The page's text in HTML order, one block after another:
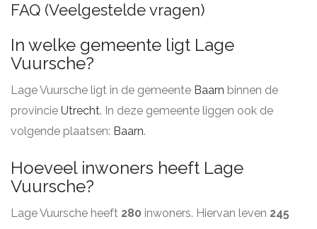
FAQ (Veelgestelde vragen)
In welke gemeente ligt Lage
Vuursche?
Lage Vuursche ligt in de gemeente Baarn binnen de
provincie Utrecht. In deze gemeente liggen ook de
volgende plaatsen: Baarn.
Hoeveel inwoners heeft Lage
Vuursche?
Lage Vuursche heeft 280 inwoners. Hiervan leven 245